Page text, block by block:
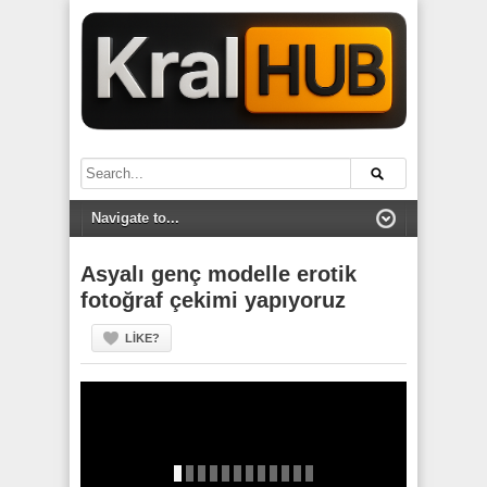
Asyalı genç modelle erotik
fotoğraf çekimi yapıyoruz
LIKE?